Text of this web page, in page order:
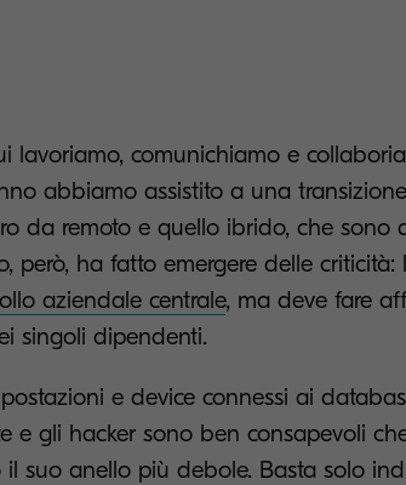
lavoriamo, comunichiamo e
abbiamo assistito a una
da remoto e quello ibrido, che sono
però, ha fatto emergere delle criticità:
aziendale centrale, ma deve fare
singoli dipendenti.
e device connessi ai
e gli hacker sono ben consapevoli
suo anello più debole. Basta solo